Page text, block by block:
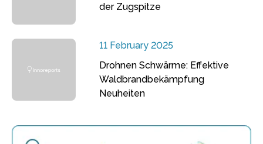
der Zugspitze
11 February 2025
Drohnen Schwärme: Effektive
Waldbrandbekämpfung
Neuheiten